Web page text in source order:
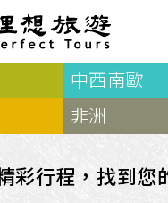
羅浮敦群島
瑞典 丹麥
冰島
島
格陵蘭島
服務Plus+
會員專區
優惠券回饋
中西南歐
非洲
彩行程，找到您